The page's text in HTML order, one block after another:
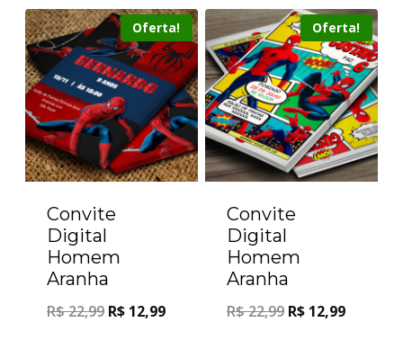
Oferta!
Convite
Digital
Homem
Aranha
R$22,99 R$ 12,99
Oferta!
Convite
Digital
Homem
Aranha
R$22,99 R$ 12,99